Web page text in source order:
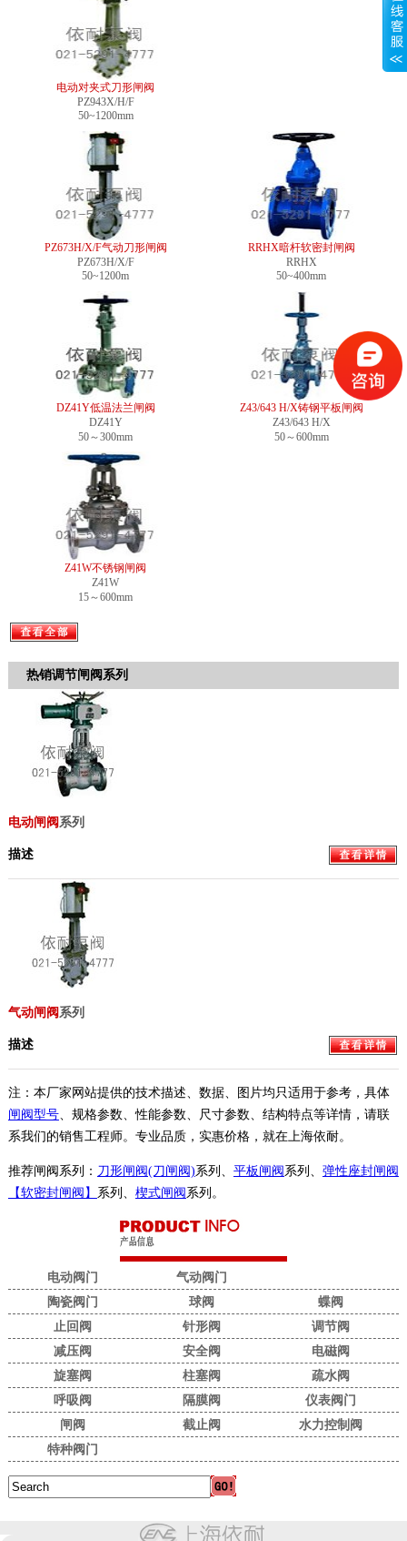
电动对夹式刀形闸阀
PZ943X/H/F
50~1200mm
PZ673H/X/F气动刀形闸阀
PZ673H/X/F
50~1200m
RRHX暗杆软密封闸阀
RRHX
50~400mm
DZ41Y低温法兰闸阀
DZ41Y
50～300mm
Z43/643 H/X铸钢平板闸阀
Z43/643 H/X
50～600mm
Z41W不锈钢闸阀
Z41W
15～600mm
热销调节闸阀系列
电动闸阀系列
描述
气动闸阀系列
描述
注：本厂家网站提供的技术描述、数据、图片均只适用于参考，具体
闸阀型号、规格参数、性能参数、尺寸参数、结构特点等详情，请联
系我们的销售工程师。专业品质，实惠价格，就在上海依耐。
推荐闸阀系列： 刀形闸阀(刀闸阀)系列、 平板闸阀 系列、 弹性座封闸阀
【软密封闸阀】 系列、 楔式闸阀 系列。
电动阀门
气动阀门
陶瓷阀门
球阀
蝶阀
止回阀
针形阀
调节阀
减压阀
安全阀
电磁阀
旋塞阀
柱塞阀
疏水阀
呼吸阀
隔膜阀
仪表阀门
闸阀
截止阀
水力控制阀
特种阀门